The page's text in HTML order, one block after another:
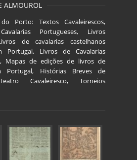
ALMOUROL
Porto: Textos Cavaleirescos,
Portugueses, Livros
de cavalarias castelhanos
Portugal, Livros de Cavalarias
Mapas de edições de livros de
Portugal, Histórias Breves de
Cavaleiresco, Torneios